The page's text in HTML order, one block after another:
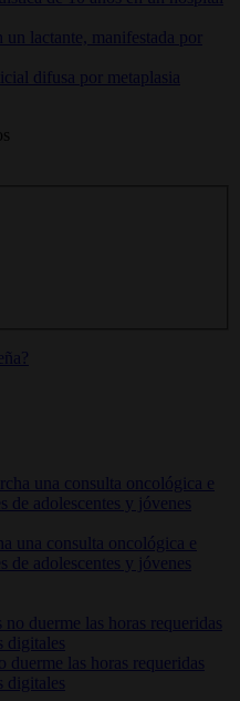
lactante, manifestada por
difusa por metaplasia
una consulta oncológica e
de adolescentes y jóvenes
duerme las horas requeridas
digitales